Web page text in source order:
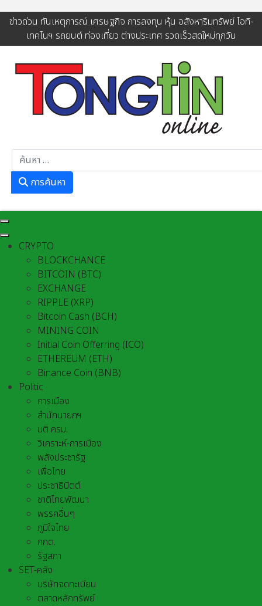
ข่าวด่วน ทันเหตุการณ์ เศรษฐกิจ การลงทุน หุ้น อสังหาริมทรัพย์ ไอที-
เทคโนฯ รถยนต์ ท่องเที่ยว ต่างประเทศ รวดเร็วสดใหม่ทุกวัน
การค้นหา
CRYPTO
BLOCKCHANCE
BITCOIN (BTC)
EXCHANGE
RIPPLE (XRP)
Bitcoin Cash (BCH)
MINING COIN
Initial Coin Offerring (ICO)
ETHEREUM (ETH)
Binance Coin (BNB)
Politic
การเมือง
สำนักนายกฯ
มติ ครม.
วิเคราะห์-การเมือง
พลังประชารัฐ
เพื่อไทย
ประชาธิปัตต์
ชาติไทยพัฒนา
พรรคอื่นๆ
ภูมิใจไทย
กกต.
รัฐสภา
SET-คลัง
บริษัทจดทะเบียน
ตลาดหลักทรัพย์